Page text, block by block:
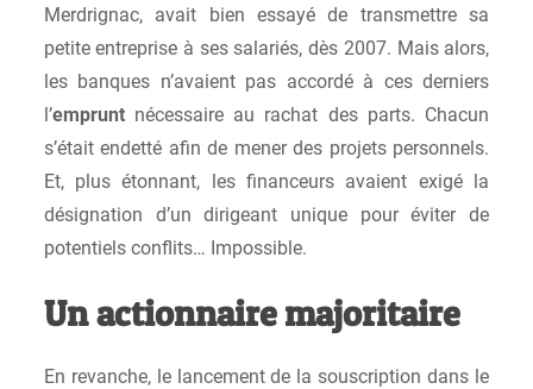
Merdrignac, avait bien essayé de transmettre sa
petite entreprise à ses salariés, dès 2007. Mais alors,
les banques n’avaient pas accordé à ces derniers
l’empruntnécessaire au rachat des parts. Chacun
s’était endetté afin de mener des projets personnels.
Et, plus étonnant, les financeurs avaient exigé la
désignation d’un dirigeant unique pour éviter de
potentiels conflits… Impossible.
Un actionnaire majoritaire
En revanche, le lancement de la souscription dans le